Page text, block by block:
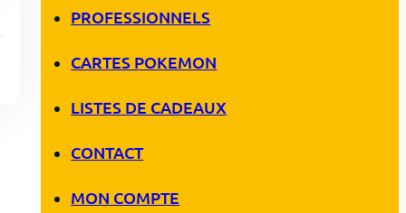
PROFESSIONNELS
CARTES POKEMON
LISTES DE CADEAUX
CONTACT
MON COMPTE